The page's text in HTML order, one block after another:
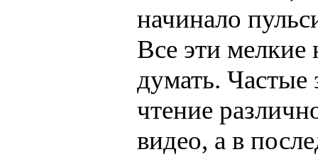
начинало
Все эти мелкие
думать.
чтение
видео, а в